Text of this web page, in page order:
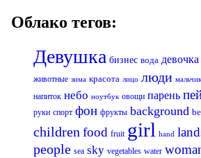
Облако тегов:
Девушка бизнес вода девочка
животные зима красота лицо люди мальчик
напиток небо ноутбук овощи парень
руки спорт фон фрукты background
childrenfood fruit girl hand
people sea sky vegetables water